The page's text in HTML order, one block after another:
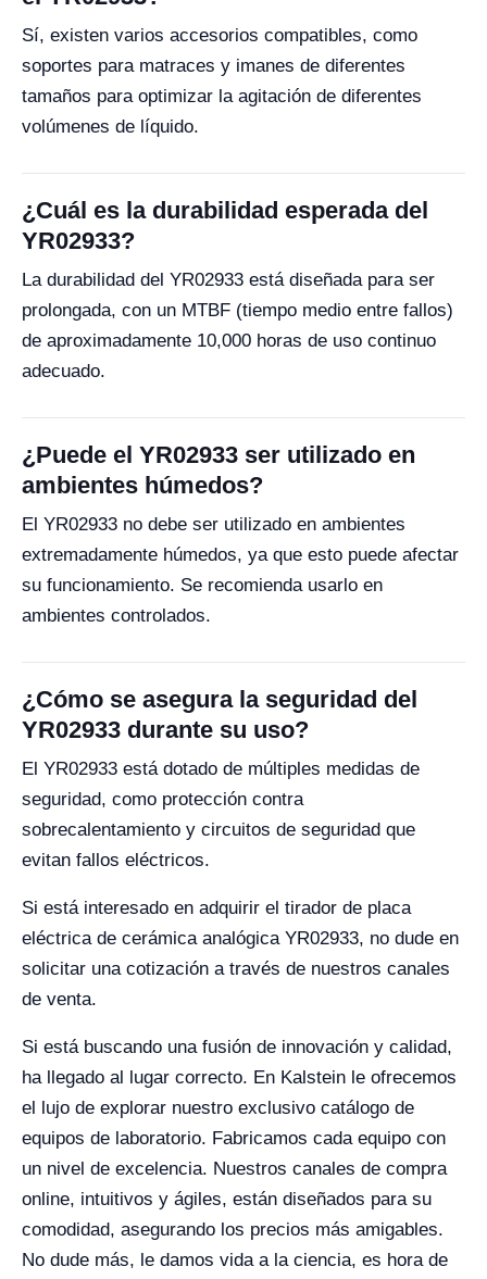
Sí, existen varios accesorios compatibles, como
soportes para matraces y imanes de diferentes
tamaños para optimizar la agitación de diferentes
volúmenes de líquido.
¿Cuál es la durabilidad esperada del
YR02933?
La durabilidad del YR02933 está diseñada para ser
prolongada, con un MTBF (tiempo medio entre fallos)
de aproximadamente 10,000 horas de uso continuo
adecuado.
¿Puede el YR02933 ser utilizado en
ambientes húmedos?
El YR02933 no debe ser utilizado en ambientes
extremadamente húmedos, ya que esto puede afectar
su funcionamiento. Se recomienda usarlo en
ambientes controlados.
¿Cómo se asegura la seguridad del
YR02933 durante su uso?
El YR02933 está dotado de múltiples medidas de
seguridad, como protección contra
sobrecalentamiento y circuitos de seguridad que
evitan fallos eléctricos.
Si está interesado en adquirir el tirador de placa
eléctrica de cerámica analógica YR02933, no dude en
solicitar una cotización a través de nuestros canales
de venta.
Si está buscando una fusión de innovación y calidad,
ha llegado al lugar correcto. En Kalstein le ofrecemos
el lujo de explorar nuestro exclusivo catálogo de
equipos de laboratorio. Fabricamos cada equipo con
un nivel de excelencia. Nuestros canales de compra
online, intuitivos y ágiles, están diseñados para su
comodidad, asegurando los precios más amigables.
No dude más, le damos vida a la ciencia, es hora de